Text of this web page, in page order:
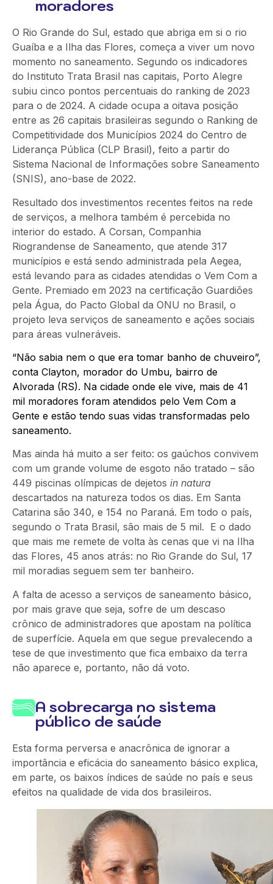
moradores
O Rio Grande do Sul, estado que abriga em si o rio
Guaíba e a Ilha das Flores, começa a viver um novo
momento no saneamento. Segundo os indicadores
do Instituto Trata Brasil nas capitais, Porto Alegre
subiu cinco pontos percentuais do ranking de 2023
para o de 2024. A cidade ocupa a oitava posição
entre as 26 capitais brasileiras segundo o Ranking de
Competitividade dos Municípios 2024 do Centro de
Liderança Pública (CLP Brasil), feito a partir do
Sistema Nacional de Informações sobre Saneamento
(SNIS), ano-base de 2022.
Resultado dos investimentos recentes feitos na rede
de serviços, a melhora também é percebida no
interior do estado. A Corsan, Companhia
Riograndense de Saneamento, que atende 317
municípios e está sendo administrada pela Aegea,
está levando para as cidades atendidas o Vem Com a
Gente. Premiado em 2023 na certificação Guardiões
pela Água, do Pacto Global da ONU no Brasil, o
projeto leva serviços de saneamento e ações sociais
para áreas vulneráveis.
“Não sabia nem o que era tomar banho de chuveiro”,
conta Clayton, morador do Umbu, bairro de
Alvorada (RS). Na cidade onde ele vive, mais de 41
mil moradores foram atendidos pelo Vem Com a
Gente e estão tendo suas vidas transformadas pelo
saneamento.
Mas ainda há muito a ser feito: os gaúchos convivem
com um grande volume de esgoto não tratado – são
449 piscinas olímpicas de dejetos in natura
descartados na natureza todos os dias. Em Santa
Catarina são 340, e 154 no Paraná. Em todo o país,
segundo o Trata Brasil, são mais de 5 mil. E o dado
que mais me remete de volta às cenas que vi na Ilha
das Flores, 45 anos atrás: no Rio Grande do Sul, 17
mil moradias seguem sem ter banheiro.
A falta de acesso a serviços de saneamento básico,
por mais grave que seja, sofre de um descaso
crônico de administradores que apostam na política
de superfície. Aquela em que segue prevalecendo a
tese de que investimento que fica embaixo da terra
não aparece e, portanto, não dá voto.
A sobrecarga no sistema
público de saúde
Esta forma perversa e anacrônica de ignorar a
importância e eficácia do saneamento básico explica,
em parte, os baixos índices de saúde no país e seus
efeitos na qualidade de vida dos brasileiros.